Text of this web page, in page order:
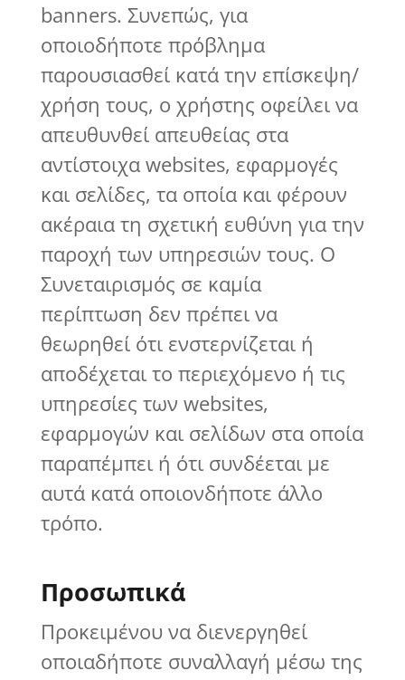
banners. Συνεπώς, για
οποιοδήποτε πρόβλημα
παρουσιασθεί κατά την επίσκεψη/
χρήση τους, ο χρήστης οφείλει να
απευθυνθεί απευθείας στα
αντίστοιχα websites, εφαρμογές
και σελίδες, τα οποία και φέρουν
ακέραια τη σχετική ευθύνη για την
παροχή των υπηρεσιών τους. Ο
Συνεταιρισμός σε καμία
περίπτωση δεν πρέπει να
θεωρηθεί ότι ενστερνίζεται ή
αποδέχεται το περιεχόμενο ή τις
υπηρεσίες των websites,
εφαρμογών και σελίδων στα οποία
παραπέμπει ή ότι συνδέεται με
αυτά κατά οποιονδήποτε άλλο
τρόπο.
Προσωπικά
Προκειμένου να διενεργηθεί
οποιαδήποτε συναλλαγή μέσω της